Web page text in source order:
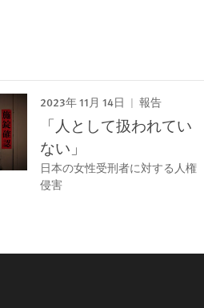
2023年 11月 14日 報告
「人として扱われてい
ない」
日本の女性受刑者に対する人権
侵害